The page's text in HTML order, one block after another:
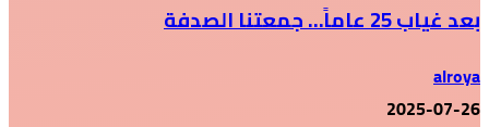
بعد غياب 25 عاماً… جمعتنا الصدفة
alroya
2025-07-26